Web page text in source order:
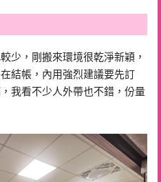
少，剛搬來環境很乾淨新穎，
結帳，內用強烈建議要先訂
我看不少人外帶也不錯，份量